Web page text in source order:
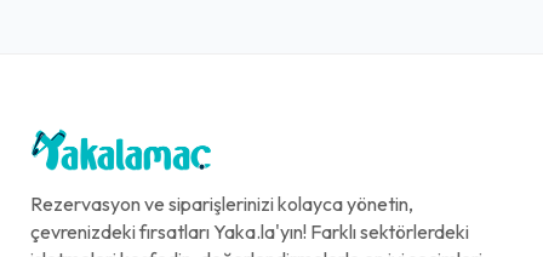
Rezervasyon ve siparişlerinizi kolayca yönetin,
çevrenizdeki fırsatları Yaka.la'yın! Farklı sektörlerdeki